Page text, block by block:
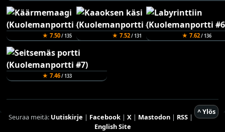
★ 7.50/ 135 ★ 7.52/ 131 ★ 7.62/ 136
★ 7.46/ 133
^ Ylös
Seuraa meitä: Uutiskirje | Facebook| X| Mastodon| RSS|
English Site